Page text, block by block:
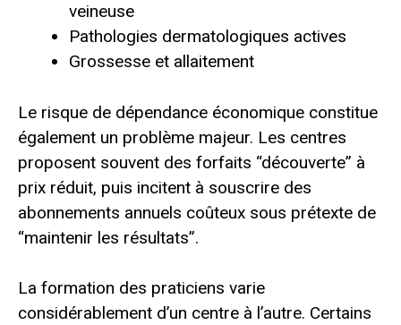
veineuse
Pathologies dermatologiques actives
Grossesse et allaitement
Le risque de dépendance économique constitue
également un problème majeur. Les centres
proposent souvent des forfaits “découverte” à
prix réduit, puis incitent à souscrire des
abonnements annuels coûteux sous prétexte de
“maintenir les résultats”.
La formation des praticiens varie
considérablement d’un centre à l’autre. Certains